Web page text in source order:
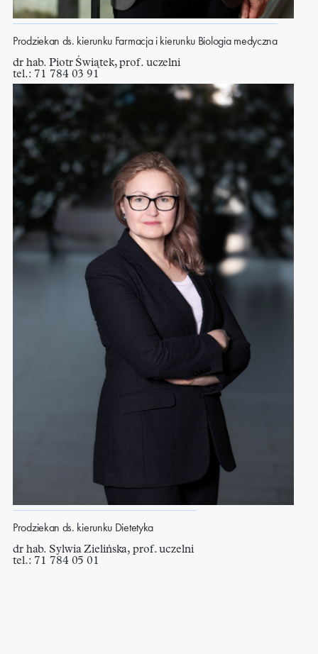
Prodziekan ds. kierunku Farmacja i kierunku Biologia medyczna
dr hab. Piotr Świątek, prof. uczelni
tel.: 71 784 03 91
Prodziekan ds. kierunku Dietetyka
dr hab. Sylwia Zielińska, prof. uczelni
tel.: 71 784 05 01